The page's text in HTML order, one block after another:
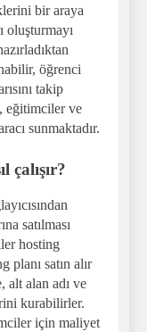
bir araya
oluşturmayı
öğrenci
takip
eğitimciler ve
sunmaktadır.
çalışır?
satılması
hosting
planı satın alır
alt alan adı ve
kurabilirler.
için maliyet